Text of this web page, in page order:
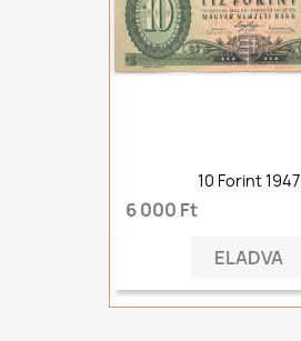
10 Forint 1947
6 000 Ft
ELADVA